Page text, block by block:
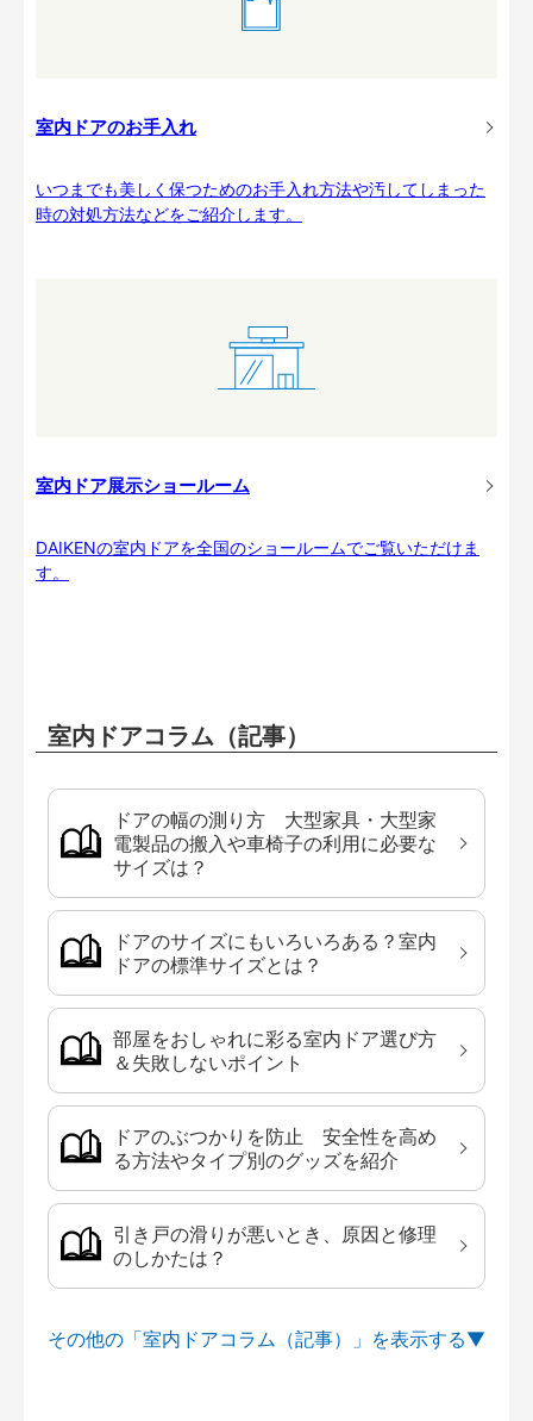
室内ドアのお手入れ
いつまでも美しく保つためのお手入れ方法や汚してしまった
時の対処方法などをご紹介します。
室内ドア展示ショールーム
DAIKENの室内ドアを全国のショールームでご覧いただけま
す。
室内ドアコラム（記事）
ドアの幅の測り方 大型家具・大型家
電製品の搬入や車椅子の利用に必要な
サイズは？
ドアのサイズにもいろいろある？室内
ドアの標準サイズとは？
部屋をおしゃれに彩る室内ドア選び方
＆失敗しないポイント
ドアのぶつかりを防止 安全性を高め
る方法やタイプ別のグッズを紹介
引き戸の滑りが悪いとき、原因と修理
のしかたは？
その他の「室内ドアコラム（記事）」を